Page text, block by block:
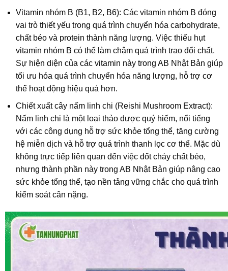
Vitamin nhóm B (B1, B2, B6): Các vitamin nhóm B đóng
vai trò thiết yếu trong quá trình chuyển hóa carbohydrate,
chất béo và protein thành năng lượng. Việc thiếu hụt
vitamin nhóm B có thể làm chậm quá trình trao đổi chất.
Sự hiện diện của các vitamin này trong AB Nhật Bản giúp
tối ưu hóa quá trình chuyển hóa năng lượng, hỗ trợ cơ
thể hoạt động hiệu quả hơn.
Chiết xuất cây nấm linh chi (Reishi Mushroom Extract):
Nấm linh chi là một loại thảo dược quý hiếm, nổi tiếng
với các công dụng hỗ trợ sức khỏe tổng thể, tăng cường
hệ miễn dịch và hỗ trợ quá trình thanh lọc cơ thể. Mặc dù
không trực tiếp liên quan đến việc đốt cháy chất béo,
nhưng thành phần này trong AB Nhật Bản giúp nâng cao
sức khỏe tổng thể, tạo nền tảng vững chắc cho quá trình
kiểm soát cân nặng.